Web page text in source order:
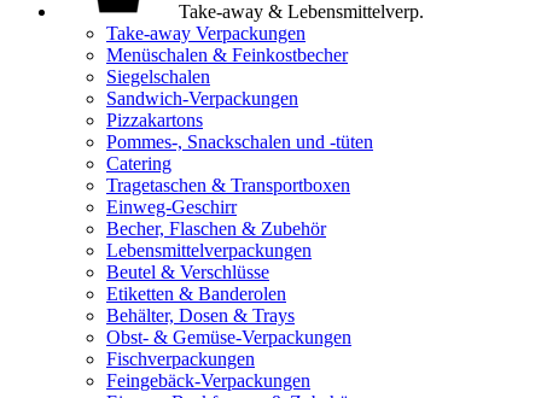
Take-away & Lebensmittelverp.
Take-away Verpackungen
Menüschalen & Feinkostbecher
Siegelschalen
Sandwich-Verpackungen
Pizzakartons
Pommes-, Snackschalen und -tüten
Catering
Tragetaschen & Transportboxen
Einweg-Geschirr
Becher, Flaschen & Zubehör
Lebensmittelverpackungen
Beutel & Verschlüsse
Etiketten & Banderolen
Behälter, Dosen & Trays
Obst- & Gemüse-Verpackungen
Fischverpackungen
Feingebäck-Verpackungen